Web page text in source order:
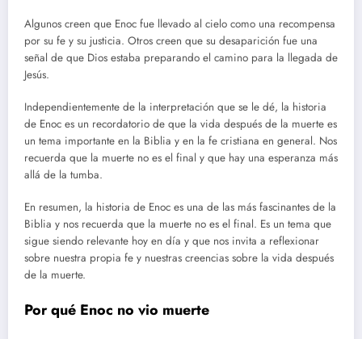
Algunos creen que Enoc fue llevado al cielo como una recompensa
por su fe y su justicia. Otros creen que su desaparición fue una
señal de que Dios estaba preparando el camino para la llegada de
Jesús.
Independientemente de la interpretación que se le dé, la historia
de Enoc es un recordatorio de que la vida después de la muerte es
un tema importante en la Biblia y en la fe cristiana en general. Nos
recuerda que la muerte no es el final y que hay una esperanza más
allá de la tumba.
En resumen, la historia de Enoc es una de las más fascinantes de la
Biblia y nos recuerda que la muerte no es el final. Es un tema que
sigue siendo relevante hoy en día y que nos invita a reflexionar
sobre nuestra propia fe y nuestras creencias sobre la vida después
de la muerte.
Por qué Enoc no vio muerte